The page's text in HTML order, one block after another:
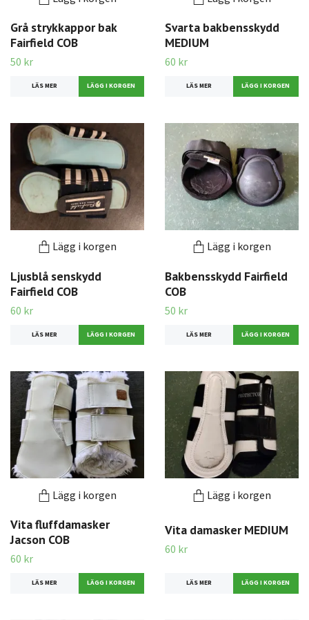
Grå strykkappor bak
Fairfield COB
50 kr
LÄS MER
Svarta bakbensskydd
MEDIUM
60 kr
LÄS MER
Lägg i korgen
Ljusblå senskydd
Fairfield COB
60 kr
LÄS MER
Lägg i korgen
Bakbensskydd Fairfield
COB
50 kr
LÄS MER
Lägg i korgen
Vita fluffdamasker
Jacson COB
60 kr
LÄS MER
Lägg i korgen
Vita damasker MEDIUM
60 kr
LÄS MER